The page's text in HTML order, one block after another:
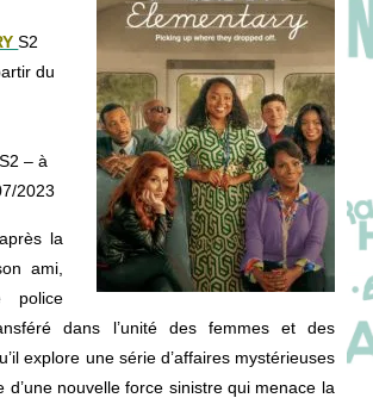
S2
du
S2 – à
2023
la
ami,
police
dans l’unité des femmes et des
explore une série d’affaires mystérieuses
d’une nouvelle force sinistre qui menace la